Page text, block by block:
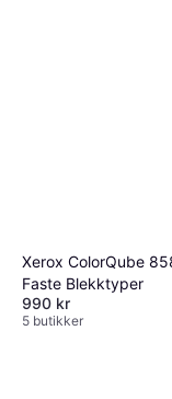
Xerox ColorQube
Faste Blekktyper
990 kr
5 butikker